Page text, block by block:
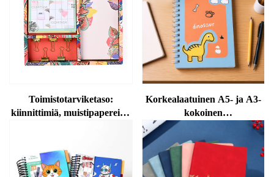
Toimistotarviketaso:
kiinnittimiä, muistipapereita,
Korkealaatuinen A5- ja A3-
kokoinen
sarjakuvakierukkavihko,
kierukkamainen muistikirja,
leikkisä ja luovaa
suunnittelua edistävä